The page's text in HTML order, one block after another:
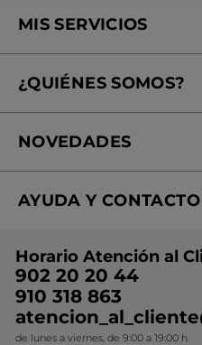
MIS SERVICIOS
Tratamientos de Belleza
Mi club Yves Rocher
¿QUIÉNES SOMOS?
¿Quiénes somos?
Nuestros compromisos
Conviértete en Franquiciada
NOVEDADES
Rebajas
Ideas de Regalo
Colección Monoi
Novedades del mes
AYUDA Y CONTACTO
Contacto
Horario Atención al
902 20 20 44
910 318 863
de lunes a viernes, de 9:00 a 19:00 h